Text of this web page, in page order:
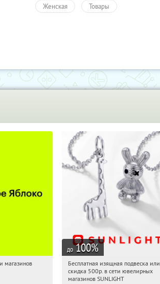
Женская Товары
Получи первым!
магазинов
до 100%
01:21:33 Получили:
Россия
Бесплатная изящная подвеска или
скидка 500р. в сети ювелирных
магазинов SUNLIGHT